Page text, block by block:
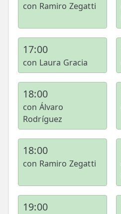
con Ramiro Zegatti
17:00
con Laura Gracia
18:00
con Álvaro
Rodríguez
18:00
con Ramiro Zegatti
19:00